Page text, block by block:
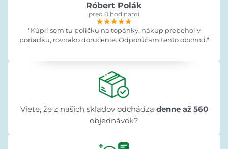
Róbert Polák
pred 8 hodinami
★★★★★
★★★★★
★★★★★
"Kúpil som tu poličku na topánky, nákup prebehol v
poriadku, rovnako doručenie. Odporúčam tento obchod."
Viete, že z našich skladov odchádza denne až 560
objednávok?